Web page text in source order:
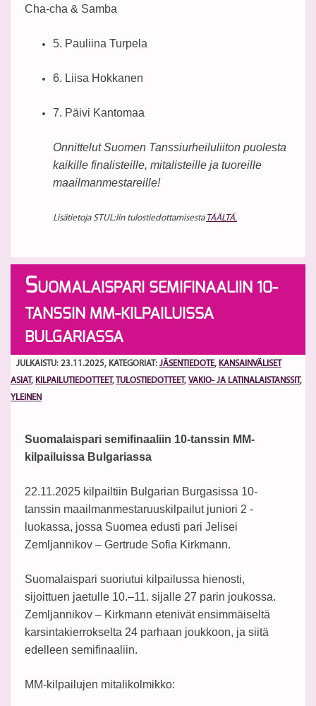
Cha-cha & Samba
5. Pauliina Turpela
6. Liisa Hokkanen
7. Päivi Kantomaa
Onnittelut Suomen Tanssiurheiluliiton puolesta
kaikille finalisteille, mitalisteille ja tuoreille
maailmanmestareille!
Lisätietoja STUL:lin tulostiedottamisesta TÄÄLTÄ.
SUOMALAISPARI SEMIFINAALIIN 10-
TANSSIN MM-KILPAILUISSA
BULGARIASSA
JULKAISTU: 23.11.2025, KATEGORIAT: JÄSENTIEDOTE, KANSAINVÄLISET
ASIAT , KILPAILUTIEDOTTEET , TULOSTIEDOTTEET , VAKIO- JA LATINALAISTANSSIT ,
YLEINEN
Suomalaispari semifinaaliin 10-tanssin MM-
kilpailuissa Bulgariassa
22.11.2025 kilpailtiin Bulgarian Burgasissa 10-
tanssin maailmanmestaruuskilpailut juniori 2 -
luokassa, jossa Suomea edusti pari Jelisei
Zemljannikov – Gertrude Sofia Kirkmann.
Suomalaispari suoriutui kilpailussa hienosti,
sijoittuen jaetulle 10.–11. sijalle 27 parin joukossa.
Zemljannikov – Kirkmann etenivät ensimmäiseltä
karsintakierrokselta 24 parhaan joukkoon, ja siitä
edelleen semifinaaliin.
MM-kilpailujen mitalikolmikko: